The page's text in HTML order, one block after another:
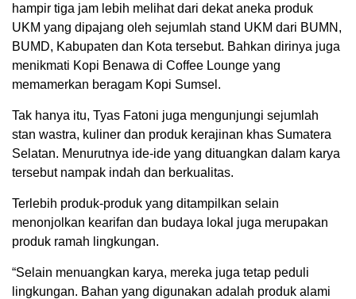
hampir tiga jam lebih melihat dari dekat aneka produk
UKM yang dipajang oleh sejumlah stand UKM dari BUMN,
BUMD, Kabupaten dan Kota tersebut. Bahkan dirinya juga
menikmati Kopi Benawa di Coffee Lounge yang
memamerkan beragam Kopi Sumsel.
Tak hanya itu, Tyas Fatoni juga mengunjungi sejumlah
stan wastra, kuliner dan produk kerajinan khas Sumatera
Selatan. Menurutnya ide-ide yang dituangkan dalam karya
tersebut nampak indah dan berkualitas.
Terlebih produk-produk yang ditampilkan selain
menonjolkan kearifan dan budaya lokal juga merupakan
produk ramah lingkungan.
“Selain menuangkan karya, mereka juga tetap peduli
lingkungan. Bahan yang digunakan adalah produk alami